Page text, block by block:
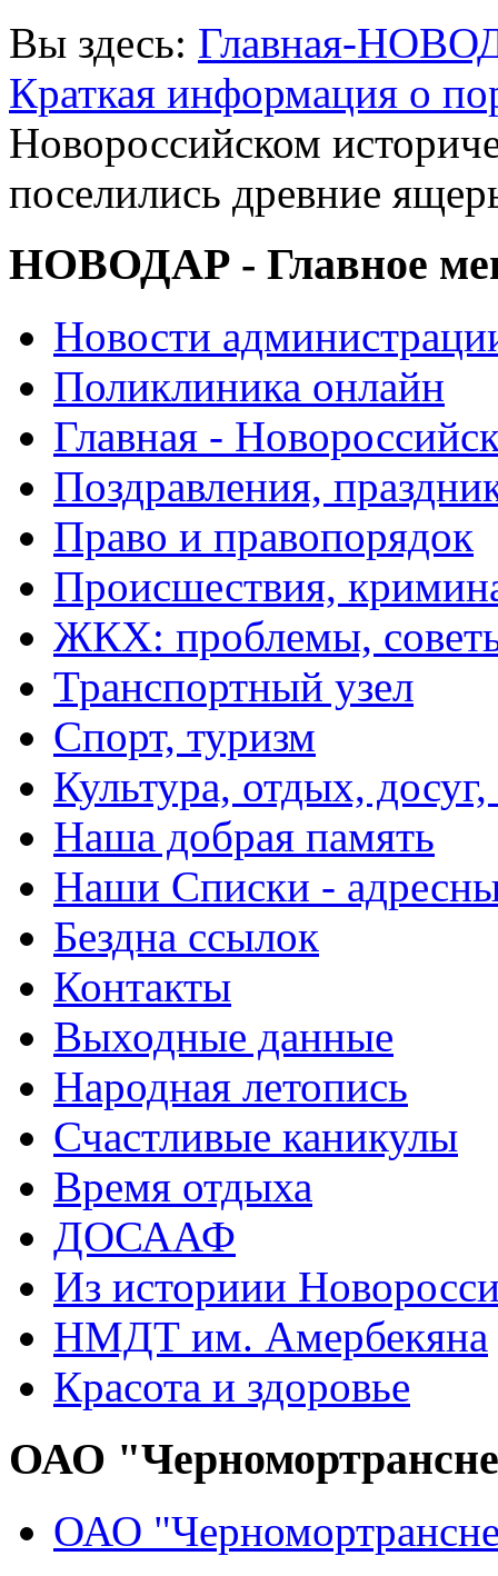
Вы здесь: Главная-
Краткая информация о
Новороссийском
поселились древние
НОВОДАР - Главное
Новости
Поликлиника онлайн
Главная -
Поздравления,
Право и правопорядок
Происшествия,
ЖКХ: проблемы,
Транспортный узел
Спорт, туризм
Культура, отдых,
Наша добрая память
Наши Списки -
Бездна ссылок
Контакты
Выходные данные
Народная летопись
Счастливые каникулы
Время отдыха
ДОСААФ
Из историии
НМДТ им. Амербекяна
Красота и здоровье
ОАО
ОАО